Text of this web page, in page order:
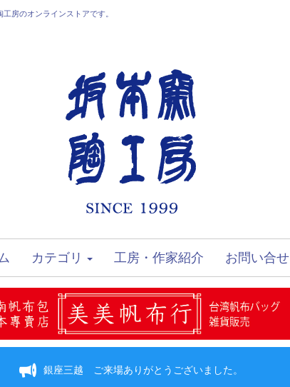
房のオンラインストアです。
カテゴリ 工房・作家紹介 お問い合せ
銀座三越 ご来場ありがとうございました。